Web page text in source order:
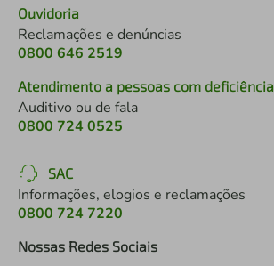
Ouvidoria
Reclamações e denúncias
0800 646 2519
Atendimento a pessoas com deficiência
Auditivo ou de fala
0800 724 0525
SAC
Informações, elogios e reclamações
0800 724 7220
Nossas Redes Sociais